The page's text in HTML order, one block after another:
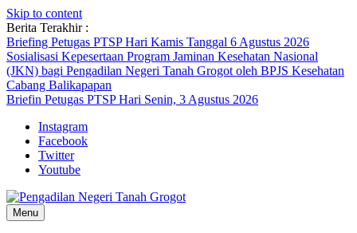
Skip to content
Berita Terakhir :
Briefing Petugas PTSP Hari Kamis Tanggal 6 Agustus 2026
Sosialisasi Kepesertaan Program Jaminan Kesehatan Nasional
(JKN) bagi Pengadilan Negeri Tanah Grogot oleh BPJS Kesehatan
Cabang Balikapapan
Briefin Petugas PTSP Hari Senin, 3 Agustus 2026
Instagram
Facebook
Twitter
Youtube
Menu